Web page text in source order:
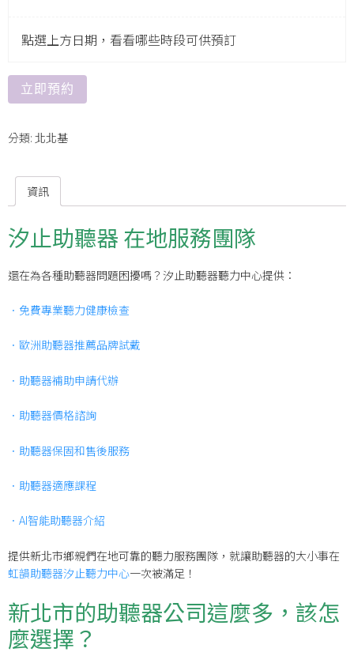
點選上方日期，看看哪些時段可供預訂
立即預約
分類: 北北基
資訊
汐止助聽器 在地服務團隊
還在為各種助聽器問題困擾嗎？汐止助聽器聽力中心提供：
．免費專業聽力健康檢查
．歐洲助聽器推薦品牌試戴
．助聽器補助申請代辦
．助聽器價格諮詢
．助聽器保固和售後服務
．助聽器適應課程
．AI智能助聽器介紹
提供新北市鄉親們在地可靠的聽力服務團隊，就讓助聽器的大小事在
虹韻助聽器汐止聽力中心一次被滿足！
新北市的助聽器公司這麼多，該怎
麼選擇？